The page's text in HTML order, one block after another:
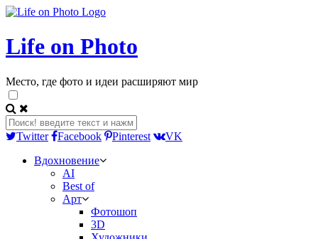
Life on Photo
Место, где фото и идеи расширяют мир
Twitter Facebook Pinterest
VK
Вдохновение
AI
Best of
Арт
Фотошоп
3D